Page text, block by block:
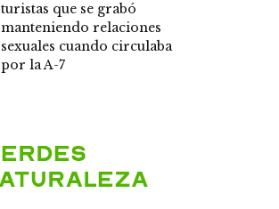
turistas que se grabó
manteniendo relaciones
sexuales cuando circulaba
por la A-7